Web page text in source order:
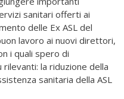
sanitari offerti ai
delle Ex ASL del
lavoro ai nuovi direttori,
i quali spero di
la riduzione della
sanitaria della ASL